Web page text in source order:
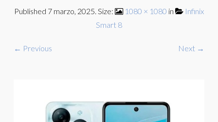
Published 7 marzo, 2025. Size: 1080 × 1080 in
Infinix
Smart 8
← Previous Next →